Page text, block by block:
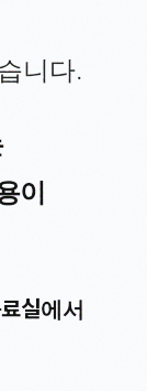
니다.
이
실에서